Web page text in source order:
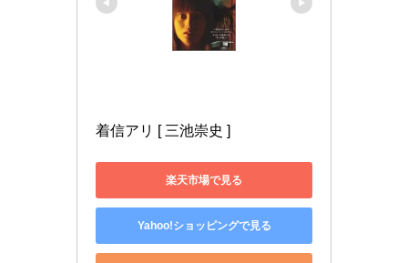
着信アリ [ 三池崇史 ]
楽天市場で見る
Yahoo!ショッピングで見る